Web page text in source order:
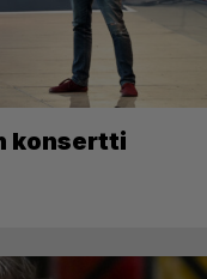
konsertti